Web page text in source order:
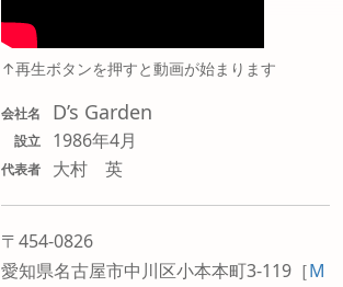
↑再生ボタンを押すと動画が始まります
会社名 D’s Garden
設立 1986年4月
代表者 大村 英
〒454-0826
愛知県名古屋市中川区小本本町3-119 ［M